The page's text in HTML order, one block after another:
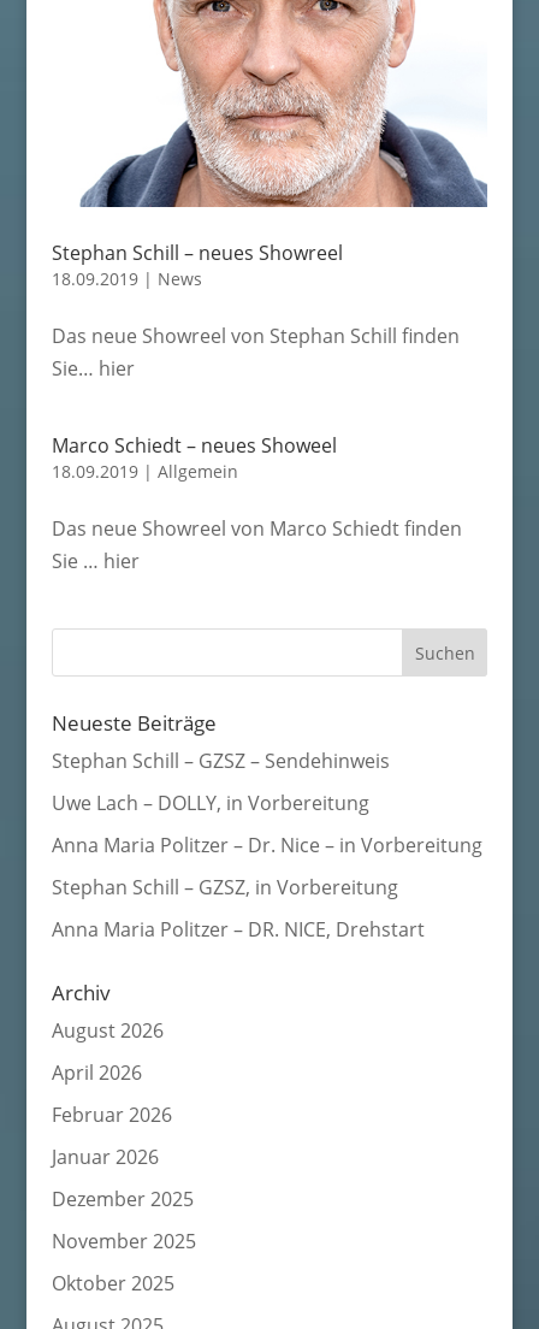
Stephan Schill – neues Showreel
18.09.2019| News
Das neue Showreel von Stephan Schill finden
Sie… hier
Marco Schiedt – neues Showeel
18.09.2019| Allgemein
Das neue Showreel von Marco Schiedt finden
Sie … hier
Neueste Beiträge
Stephan Schill – GZSZ – Sendehinweis
Uwe Lach – DOLLY, in Vorbereitung
Anna Maria Politzer – Dr. Nice – in Vorbereitung
Stephan Schill – GZSZ, in Vorbereitung
Anna Maria Politzer – DR. NICE, Drehstart
Archiv
August 2026
April 2026
Februar 2026
Januar 2026
Dezember 2025
November 2025
Oktober 2025